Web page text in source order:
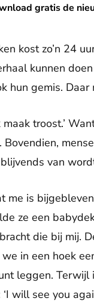
gratis de
de nieuwe Visie-
kost zo’n 24
kunnen
hun gemis.
maak troost.’
Bovendien,
van
me is
ze een
die bij mij.
in een hoek
leggen.
will see you